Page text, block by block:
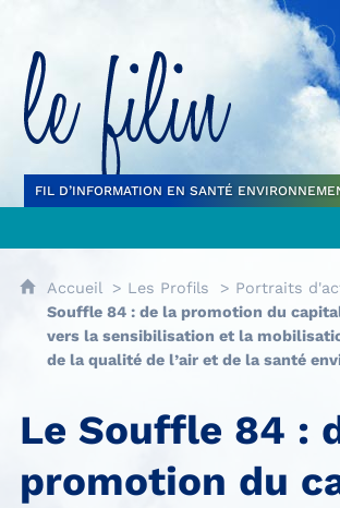
FIL D’INFORMATION EN SANTÉ
Accueil Les Profils Portraits
Souffle 84 : de la promotion du
vers la sensibilisation et la
de la qualité de l’air et de la santé
Le Souffle 84 :
promotion du